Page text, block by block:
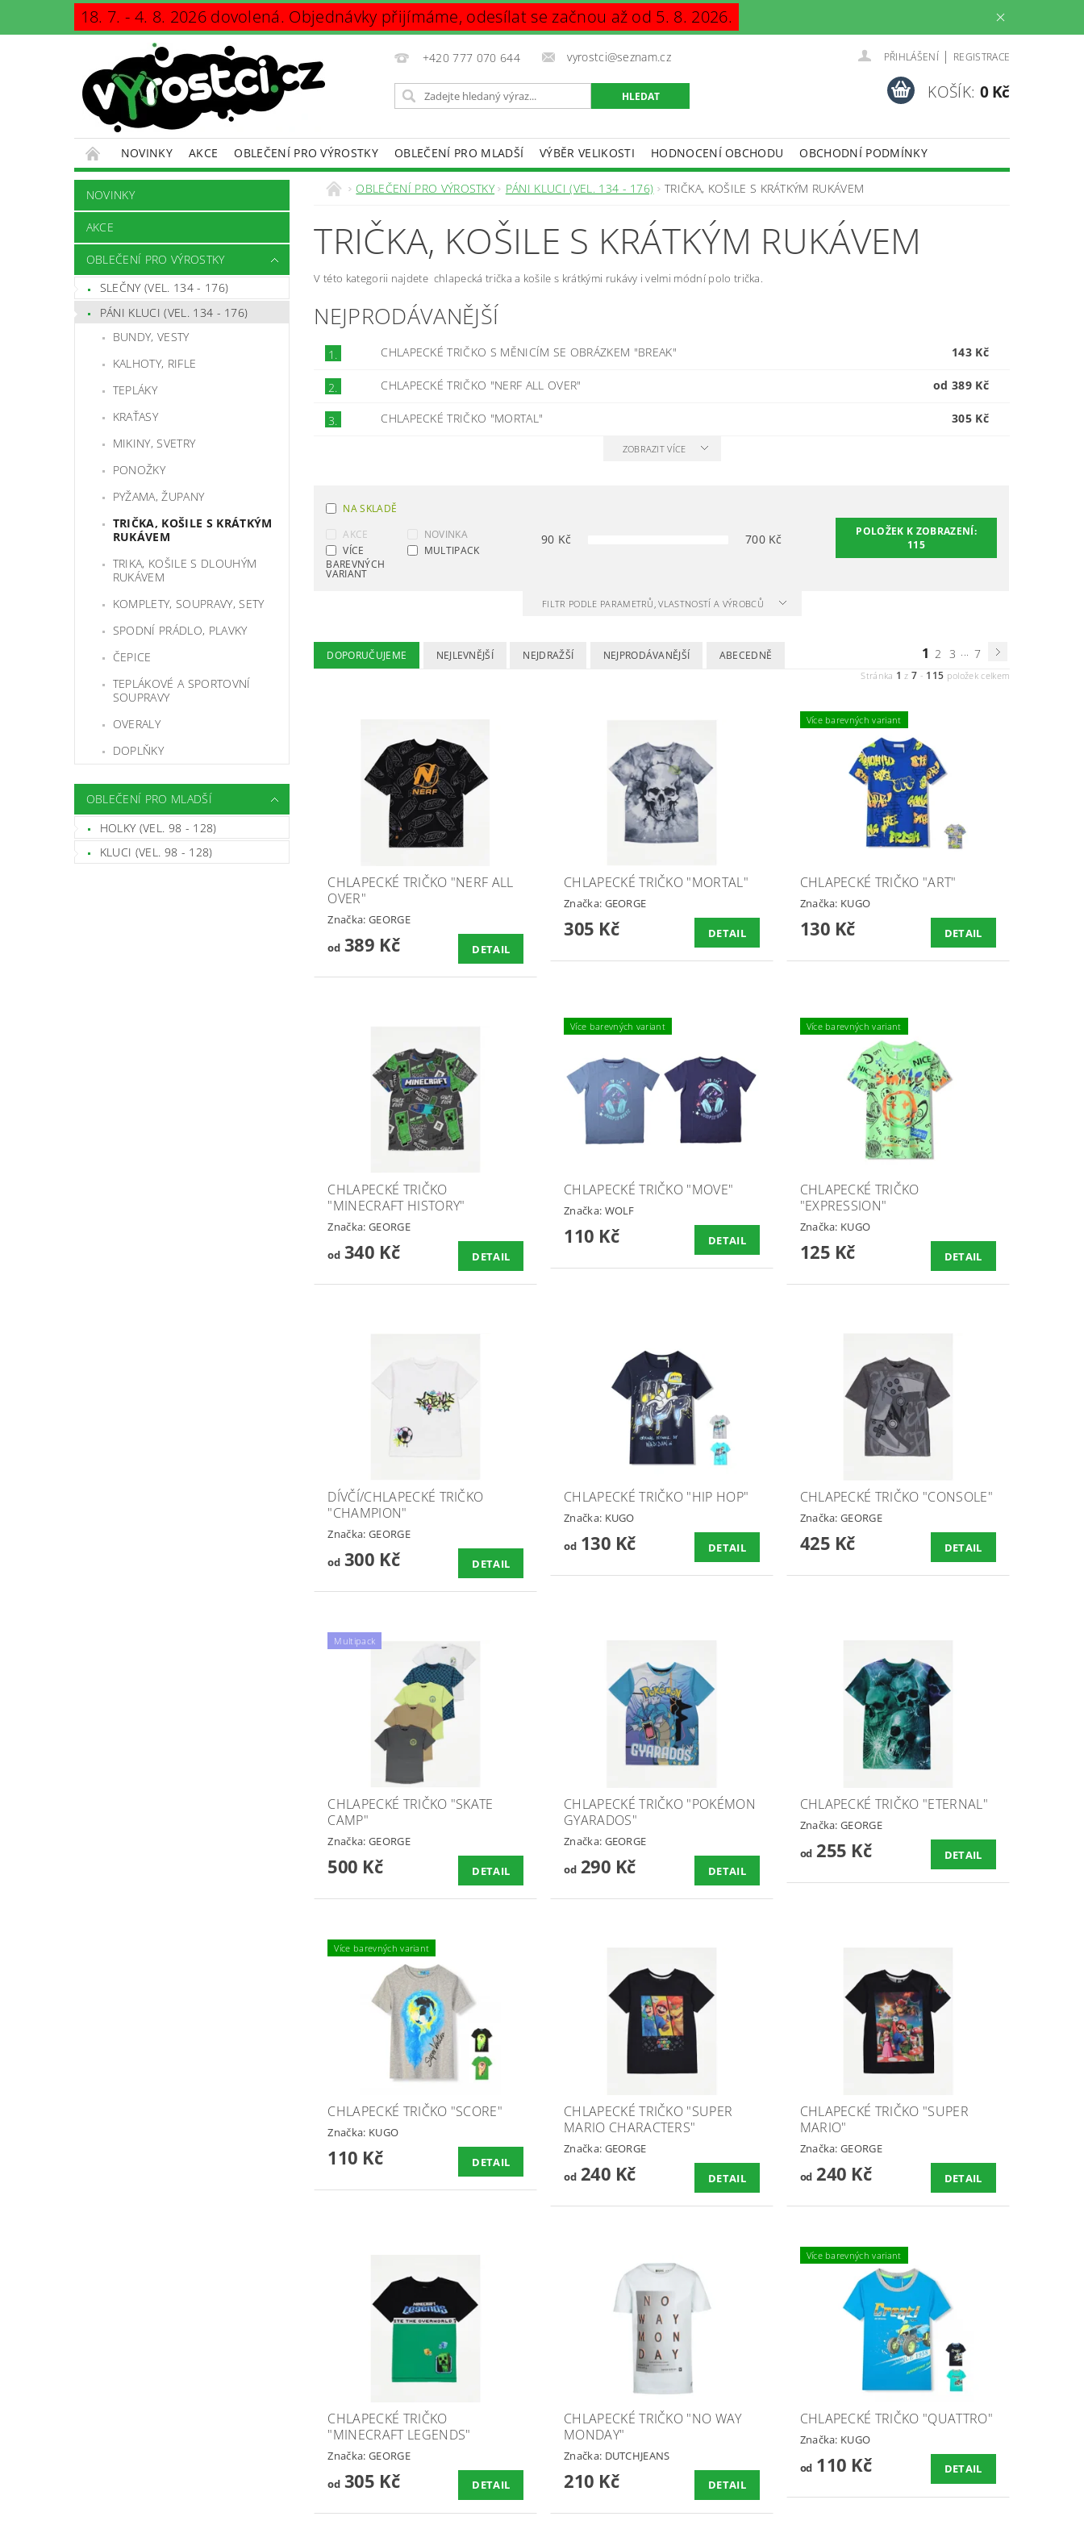
18. 7. - 4. 8. 2026 dovolená. Objednávky přijímáme, odesílat se začnou až od 5. 8. 2026.
+420 777 070 644 vyrostci@seznam.cz PŘIHLÁŠENÍ | REGISTRACE
KOŠÍK: 0 Kč
NOVINKY AKCE OBLEČENÍ PRO VÝROSTKY OBLEČENÍ PRO MLADŠÍ VÝBĚR VELIKOSTI HODNOCENÍ OBCHODU
OBCHODNÍ PODMÍNKY
KONTAKTY
PODMÍNKY OCHRANY OSOBNÍCH ÚDAJŮ
NOVINKY
AKCE
OBLEČENÍ PRO VÝROSTKY
SLEČNY (VEL. 134 - 176)
PÁNI KLUCI (VEL. 134 - 176)
BUNDY, VESTY
KALHOTY, RIFLE
TEPLÁKY
KRAŤASY
MIKINY, SVETRY
PONOŽKY
PYŽAMA, ŽUPANY
TRIČKA, KOŠILE S KRÁTKÝM
RUKÁVEM
TRIKA, KOŠILE S DLOUHÝM
RUKÁVEM
KOMPLETY, SOUPRAVY, SETY
SPODNÍ PRÁDLO, PLAVKY
ČEPICE
TEPLÁKOVÉ A SPORTOVNÍ
SOUPRAVY
OVERALY
DOPLŇKY
OBLEČENÍ PRO MLADŠÍ
HOLKY (VEL. 98 - 128)
KLUCI (VEL. 98 - 128)
OBLEČENÍ PRO VÝROSTKY PÁNI KLUCI (VEL. 134 - 176) TRIČKA, KOŠILE S KRÁTKÝM RUKÁVEM
TRIČKA, KOŠILE S KRÁTKÝM RUKÁVEM
V této kategorii najdete chlapecká trička a košile s krátkými rukávy i velmi módní polo trička.
NEJPRODÁVANĚJŠÍ
1. CHLAPECKÉ TRIČKO S MĚNICÍM SE OBRÁZKEM "BREAK" 143 Kč
2. CHLAPECKÉ TRIČKO "NERF ALL OVER" od 389 Kč
3. CHLAPECKÉ TRIČKO "MORTAL" 305 Kč
ZOBRAZIT VÍCE
NA SKLADĚ
AKCE
NOVINKA
VÍCE
BAREVNÝCH
VARIANT
MULTIPACK
90 Kč 700Kč
POLOŽEK K ZOBRAZENÍ:
115
FILTR PODLE PARAMETRŮ, VLASTNOSTÍ A VÝROBCŮ
DOPORUČUJEME NEJLEVNĚJŠÍ NEJDRAŽŠÍ NEJPRODÁVANĚJŠÍ ABECEDNĚ 1 2 3 7
Stránka 1 z7 - 115 položek celkem
CHLAPECKÉ TRIČKO "NERF ALL
OVER"
Značka: GEORGE
od389 Kč DETAIL
CHLAPECKÉ TRIČKO "MORTAL"
Značka: GEORGE
305 Kč DETAIL
Více barevných variant
CHLAPECKÉ TRIČKO "ART"
Značka: KUGO
130 Kč DETAIL
CHLAPECKÉ TRIČKO
"MINECRAFT HISTORY"
Značka: GEORGE
od340 Kč DETAIL
Více barevných variant
CHLAPECKÉ TRIČKO "MOVE"
Značka: WOLF
110 Kč DETAIL
Více barevných variant
CHLAPECKÉ TRIČKO
"EXPRESSION"
Značka: KUGO
125 Kč DETAIL
DÍVČÍ/CHLAPECKÉ TRIČKO
"CHAMPION"
Značka: GEORGE
od300 Kč DETAIL
CHLAPECKÉ TRIČKO "HIP HOP"
Značka: KUGO
od130 Kč DETAIL
CHLAPECKÉ TRIČKO "CONSOLE"
Značka:GEORGE
425 Kč DETAIL
Multipack
CHLAPECKÉ TRIČKO "SKATE
CAMP"
Značka: GEORGE
500 Kč DETAIL
CHLAPECKÉ TRIČKO "POKÉMON
GYARADOS"
Značka: GEORGE
od290 Kč DETAIL
CHLAPECKÉ TRIČKO "ETERNAL"
Značka:GEORGE
od255 Kč DETAIL
Více barevných variant
CHLAPECKÉ TRIČKO "SCORE"
Značka: KUGO
110 Kč DETAIL
CHLAPECKÉ TRIČKO "SUPER
MARIO CHARACTERS"
Značka: GEORGE
od240 Kč DETAIL
CHLAPECKÉ TRIČKO "SUPER
MARIO"
Značka:GEORGE
od240 Kč DETAIL
CHLAPECKÉ TRIČKO
"MINECRAFT LEGENDS"
Značka: GEORGE
od305 Kč DETAIL
CHLAPECKÉ TRIČKO "NO WAY
MONDAY"
Značka: DUTCHJEANS
210 Kč DETAIL
Více barevných variant
CHLAPECKÉ TRIČKO "QUATTRO"
Značka: KUGO
od110 Kč DETAIL